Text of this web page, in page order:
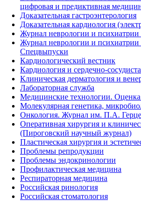
цифровая и предиктивная
Доказательная гастроэнтерология
Доказательная кардиология
Журнал неврологии и
Журнал неврологии и
Спецвыпуски
Кардиологический вестник
Кардиология и сердечно-
Клиническая дерматология и
Лабораторная служба
Медицинские технологии.
Молекулярная генетика,
Онкология. Журнал им. П.А.
Оперативная хирургия и
(Пироговский научный журнал)
Пластическая хирургия и
Проблемы репродукции
Проблемы эндокринологии
Профилактическая медицина
Респираторная медицина
Российская ринология
Российская стоматология